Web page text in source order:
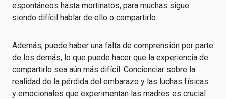
espontáneos hasta mortinatos, para muchas sigue
siendo difícil hablar de ello o compartirlo.
Además, puede haber una falta de comprensión por parte
de los demás, lo que puede hacer que la experiencia de
compartirlo sea aún más difícil. Concienciar sobre la
realidad de la pérdida del embarazo y las luchas físicas
y emocionales que experimentan las madres es crucial